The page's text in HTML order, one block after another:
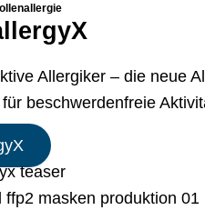
Allergiker – die neue
beschwerdenfreie